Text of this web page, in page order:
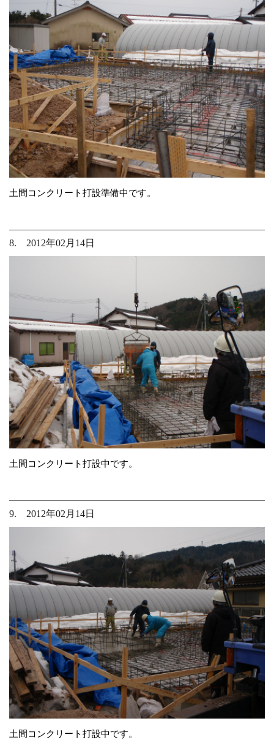
土間コンクリート打設準備中です。
8. 2012年02月14日
土間コンクリート打設中です。
9. 2012年02月14日
土間コンクリート打設中です。